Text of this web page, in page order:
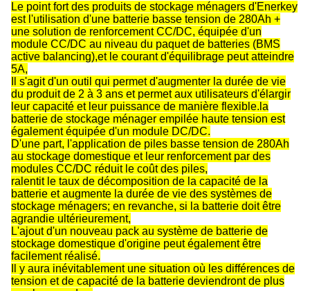
Le point fort des produits de stockage ménagers d'Enerkey
est l'utilisation d'une batterie basse tension de 280Ah +
une solution de renforcement CC/DC, équipée d'un
module CC/DC au niveau du paquet de batteries (BMS
active balancing),et le courant d'équilibrage peut atteindre
5A,
Il s'agit d'un outil qui permet d'augmenter la durée de vie
du produit de 2 à 3 ans et permet aux utilisateurs d'élargir
leur capacité et leur puissance de manière flexible.la
batterie de stockage ménager empilée haute tension est
également équipée d'un module DC/DC.
D'une part, l'application de piles basse tension de 280Ah
au stockage domestique et leur renforcement par des
modules CC/DC réduit le coût des piles,
ralentit le taux de décomposition de la capacité de la
batterie et augmente la durée de vie des systèmes de
stockage ménagers; en revanche, si la batterie doit être
agrandie ultérieurement,
L'ajout d'un nouveau pack au système de batterie de
stockage domestique d'origine peut également être
facilement réalisé.
Il y aura inévitablement une situation où les différences de
tension et de capacité de la batterie deviendront de plus